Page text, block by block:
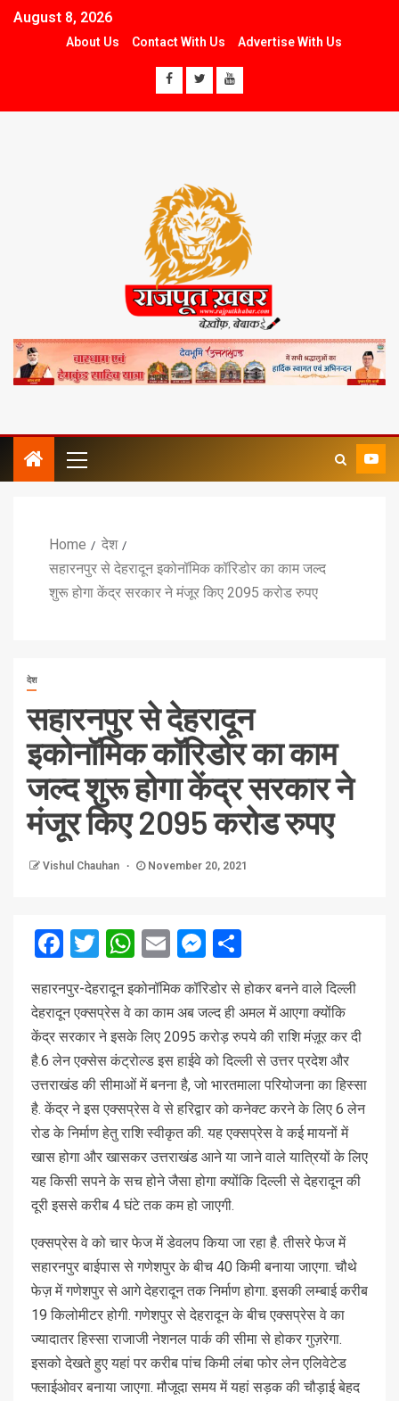
August 8, 2026
About Us Contact With Us Advertise With Us
Home
देश
सहारनपुर से देहरादून इकोनॉमिक कॉरिडोर का काम जल्द
शुरू होगा केंद्र सरकार ने मंजूर किए 2095 करोड रुपए
देश
सहारनपुर से देहरादून
इकोनॉमिक कॉरिडोर का काम
जल्द शुरू होगा केंद्र सरकार ने
मंजूर किए 2095 करोड रुपए
Vishul Chauhan November 20, 2021
Facebook
Twitter
WhatsApp
EmailMessenger
सहारनपुर-देहरादून इकोनॉमिक कॉरिडोर से होकर बनने वाले दिल्ली
देहरादून एक्सप्रेस वे का काम अब जल्द ही अमल में आएगा क्योंकि
केंद्र सरकार ने इसके ​लिए 2095 करोड़ रुपये की राशि मंज़ूर कर दी
है.6 लेन एक्सेस कंट्रोल्ड इस हाईवे को दिल्ली से उत्तर प्रदेश और
उत्तराखंड की सीमाओं में बनना है, जो भारतमाला परियोजना का हिस्सा
है. केंद्र ने इस एक्सप्रेस वे से हरिद्वार को कनेक्ट करने के लिए 6 लेन
रोड के निर्माण हेतु राशि स्वीकृत की. यह एक्सप्रेस वे कई मायनों में
खास होगा और खासकर उत्तराखंड आने या जाने वाले यात्रियों के लिए
यह किसी सपने के सच होने जैसा होगा क्योंकि दिल्ली से देहरादून की
दूरी इससे करीब 4 घंटे तक कम हो जाएगी.
एक्सप्रेस वे को चार फेज में डेवलप किया जा रहा है. तीसरे फेज में
सहारनपुर बाईपास से गणेशपुर के बीच 40 किमी बनाया जाएगा. चौथे
फेज़ में गणेशपुर से आगे देहरादून तक निर्माण होगा. इसकी लम्बाई करीब
19 किलोमीटर होगी. गणेशपुर से देहरादून के बीच एक्सप्रेस वे का
ज्यादातर हिस्सा राजाजी नेशनल पार्क की सीमा से होकर गुज़रेगा.
इसको देखते हुए यहां पर करीब पांच किमी लंबा फोर लेन एलिवेटेड
फ्लाईओवर बनाया जाएगा. मौजूदा समय में यहां सड़क की चौड़ाई बेहद